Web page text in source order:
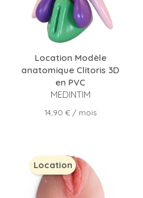
Location Modèle
anatomique Clitoris 3D
en PVC
MEDINTIM
Prix
14,90 €/ mois
Location